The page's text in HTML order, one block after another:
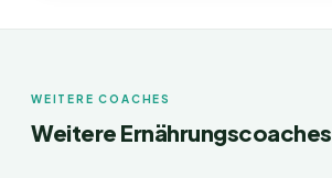
WEITERE COACHES
Weitere Ernährungscoaches